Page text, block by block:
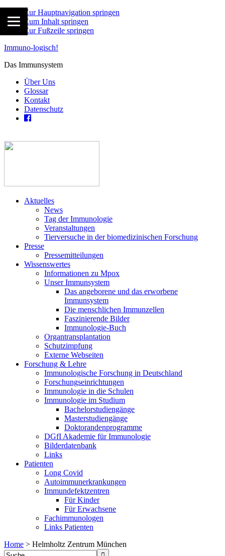
Zur Hauptnavigation springen
Zum Inhalt springen
Zur Fußzeile springen
Immuno-logisch!
Das Immunsystem
Über Uns
Glossar
Kontakt
Datenschutz
Aktuelles
News
Tag der Immunologie
Veranstaltungen
Tierversuche in der biomedizinischen Forschung
Presse
Pressemitteilungen
Wissenswertes
Informationen zu Mpox
Unser Immunsystem
Das angeborene und das erworbene
Immunsystem
Die menschlichen Immunzellen
Faszinierende Bilder
Immunologie-Buch
Organtransplantation
Schutzimpfung
Externe Webseiten
Forschung & Lehre
Immunologische Forschung in Deutschland
Forschungseinrichtungen
Immunologie in die Schulen
Immunologie im Studium
Bachelorstudiengänge
Masterstudiengänge
Doktorandenprogramme
DGfI Akademie für Immunologie
Bilderdatenbank
Links
Patienten
Long Covid
Autoimmunerkrankungen
Immundefektzentren
Für Kinder
Für Erwachsene
Fachimmunologen
Links Patienten
Home > Helmholtz Zentrum München